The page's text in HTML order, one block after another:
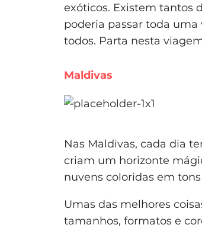
exóticos. Existem tantos
poderia passar toda
todos. Parta nesta
Maldivas
Nas Maldivas, cada dia
criam um horizonte
nuvens coloridas em
Umas das melhores
tamanhos, formatos e